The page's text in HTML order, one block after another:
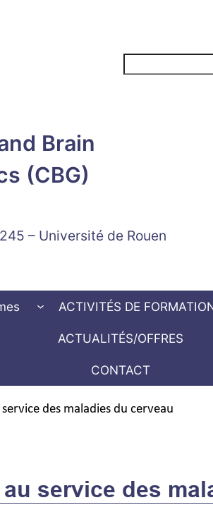
Brain
(CBG)
– Université de Rouen
ACTIVITÉS DE
ACTUALITÉS/OFFRES
CONTACT
des maladies du cerveau
service des